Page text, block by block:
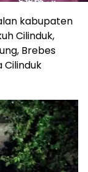
jalan kabupaten
Cilinduk,
Brebes